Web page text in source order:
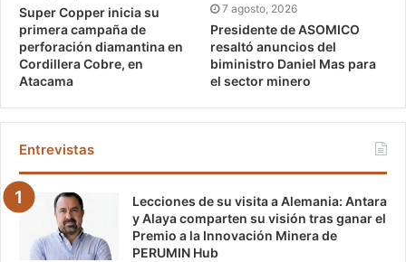
Super Copper inicia su
primera campaña de
perforación diamantina en
Cordillera Cobre, en
Atacama
7 agosto, 2026
Presidente de ASOMICO
resaltó anuncios del
biministro Daniel Mas para
el sector minero
Entrevistas
Lecciones de su visita a Alemania: Antara
y Alaya comparten su visión tras ganar el
Premio a la Innovación Minera de
PERUMIN Hub